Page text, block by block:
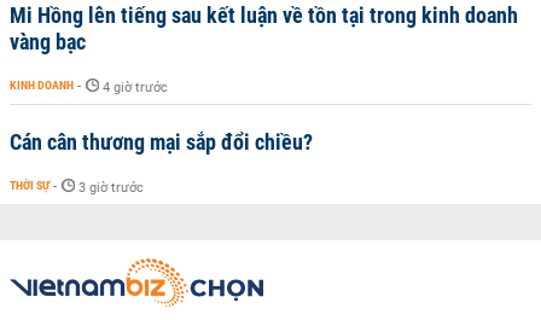
Mi Hồng lên tiếng sau kết luận về tồn tại trong kinh doanh
vàng bạc
KINH DOANH - 4 giờ trước
Cán cân thương mại sắp đổi chiều?
THỜI SỰ - 3 giờ trước